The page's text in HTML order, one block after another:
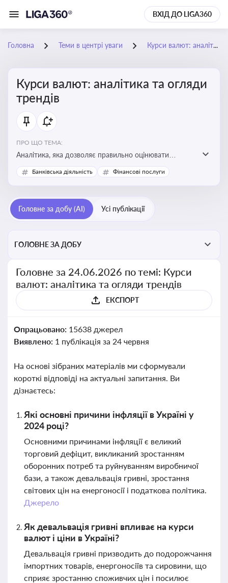
ВХІД ДО LIGA360
Головна Теми в центрі уваги Курси валют: аналітика та огляди трендів
Курси валют: аналітика та огляди
трендів
ПРО ЩО ТЕМА:
Аналітика, яка дозволяє правильно оцінювати
фінансові ризики та планувати витрати. Зміни в
курсах валют можуть вплинути на собівартість
Банківська діяльність Фінансові послуги
Головне за добу (AI) Усі публікації
ГОЛОВНЕ ЗА ДОБУ
Головне за 24.06.2026 по темі: Курси
валют: аналітика та огляди трендів
ЕКСПОРТ
Опрацьовано: 15638 джерел
Виявлено: 1 публікація за 24 червня
На основі зібраних матеріалів ми сформували
короткі відповіді на актуальні запитання. Ви
дізнаєтесь:
Які основні причини інфляції в Україні у
2024 році?
Основними причинами інфляції є великий
торговий дефіцит, викликаний зростанням
оборонних потреб та руйнуванням виробничої
бази, а також девальвація гривні, зростання
світових цін на енергоносії і податкова політика.
Джерело
Як девальвація гривні впливає на курси
валют і ціни в Україні?
Девальвація гривні призводить до подорожчання
імпортних товарів, енергоносіїв та сировини, що
сприяє зростанню споживчих цін і посилює